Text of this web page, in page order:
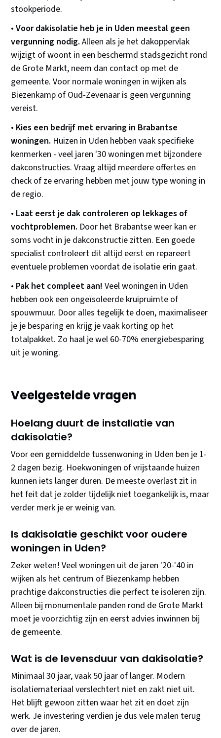
stookperiode.
•Voor dakisolatie heb je in Uden meestal geen
vergunning nodig. Alleen als je het dakoppervlak
wijzigt of woont in een beschermd stadsgezicht rond
de Grote Markt, neem dan contact op met de
gemeente. Voor normale woningen in wijken als
Biezenkamp of Oud-Zevenaar is geen vergunning
vereist.
• Kies een bedrijf met ervaring in Brabantse
woningen. Huizen in Uden hebben vaak specifieke
kenmerken - veel jaren '30 woningen met bijzondere
dakconstructies. Vraag altijd meerdere offertes en
check of ze ervaring hebben met jouw type woning in
de regio.
• Laat eerst je dak controleren op lekkages of
vochtproblemen. Door het Brabantse weer kan er
soms vocht in je dakconstructie zitten. Een goede
specialist controleert dit altijd eerst en repareert
eventuele problemen voordat de isolatie erin gaat.
• Pak het compleet aan! Veel woningen in Uden
hebben ook een ongeïsoleerde kruipruimte of
spouwmuur. Door alles tegelijk te doen, maximaliseer
je je besparing en krijg je vaak korting op het
totalpakket. Zo haal je wel 60-70% energiebesparing
uit je woning.
Veelgestelde vragen
Hoelang duurt de installatie van
dakisolatie?
Voor een gemiddelde tussenwoning in Uden ben je 1-
2 dagen bezig. Hoekwoningen of vrijstaande huizen
kunnen iets langer duren. De meeste overlast zit in
het feit dat je zolder tijdelijk niet toegankelijk is, maar
verder merk je er weinig van.
Is dakisolatie geschikt voor oudere
woningen in Uden?
Zeker weten! Veel woningen uit de jaren '20-'40 in
wijken als het centrum of Biezenkamp hebben
prachtige dakconstructies die perfect te isoleren zijn.
Alleen bij monumentale panden rond de Grote Markt
moet je voorzichtig zijn en eerst advies inwinnen bij
de gemeente.
Wat is de levensduur van dakisolatie?
Minimaal 30 jaar, vaak 50 jaar of langer. Modern
isolatiemateriaal verslechtert niet en zakt niet uit.
Het blijft gewoon zitten waar het zit en doet zijn
werk. Je investering verdien je dus vele malen terug
over de jaren.